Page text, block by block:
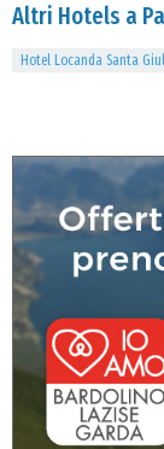
Altri Hotels a
Hotel Locanda Santa